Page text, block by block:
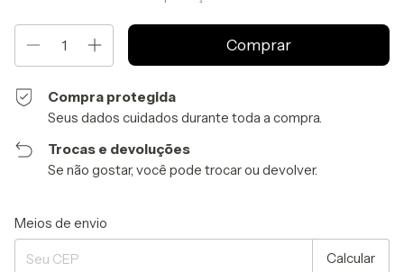
Compra protegida
Seus dados cuidados durante toda a compra.
Trocas e devoluções
Se não gostar, você pode trocar ou devolver.
Entregas para o CEP:
Meios de envio
Calcular